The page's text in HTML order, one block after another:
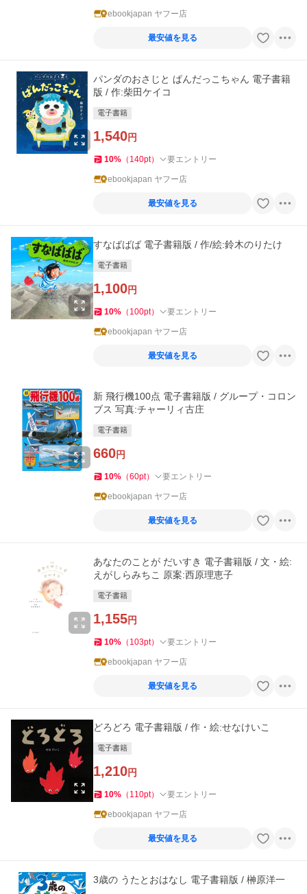
ebookjapan ヤフー店
最安値を見る
パンダのおさじと ぱんだっこちゃん 電子書籍
版 / 作:柴田ケイコ
電子書籍
1,540円
10% （ 140pt） 要エントリー
ebookjapan ヤフー店
最安値を見る
すなばばば 電子書籍版 / 作/絵:鈴木のりたけ
電子書籍
1,100円
10% （ 100pt） 要エントリー
ebookjapan ヤフー店
最安値を見る
新 飛行機100点 電子書籍版 / グループ・コロン
ブス 写真:チャーリィ古庄
電子書籍
660円
10% （60pt） 要エントリー
ebookjapan ヤフー店
最安値を見る
あなたのことが だいすき 電子書籍版 / 文・絵:
えがしらみちこ 原案:西原理恵子
電子書籍
1,155円
10% （ 103pt） 要エントリー
ebookjapan ヤフー店
最安値を見る
どろどろ 電子書籍版 / 作・絵:せなけいこ
電子書籍
1,210円
10% （ 110pt） 要エントリー
ebookjapan ヤフー店
最安値を見る
3歳の うたとおはなし 電子書籍版 / 榊原洋一